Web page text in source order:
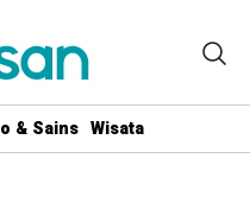
none } .totalpembaca {
& Sains Wisata